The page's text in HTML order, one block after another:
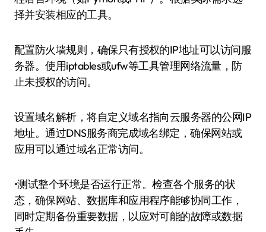
择并安装相应的工具。
配置防火墙规则，确保只有授权的IP地址可以访问服
务器。使用iptables或ufw等工具管理网络流量，防
止未授权的访问。
设置域名解析，将自定义域名指向云服务器的公网IP
地址。通过DNS服务商完成域名绑定，确保网站或
应用可以通过域名正常访问。
•测试整个环境是否运行正常。检查各个服务的状
态，确保网站、数据库和应用程序能够协同工作，
同时定期备份重要数据，以应对可能的故障或数据